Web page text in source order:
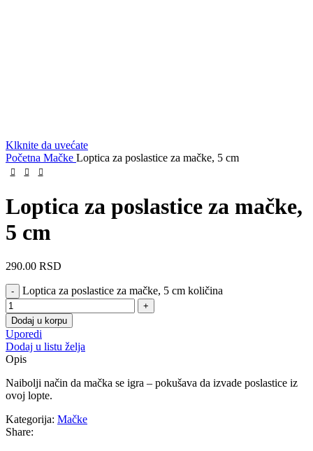
Klknite da uvećate
Početna Mačke Loptica za poslastice za mačke, 5 cm
Loptica za poslastice za mačke,
5 cm
290.00 RSD
Loptica za poslastice za mačke, 5 cm količina
Dodaj u korpu
Uporedi
Dodaj u listu želja
Opis
Naibolji način da mačka se igra – pokušava da izvade poslastice iz
ovoj lopte.
Kategorija: Mačke
Share: